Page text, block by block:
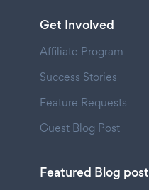
Get Involved
Affiliate Program
Success Stories
Feature Requests
Guest Blog Post
Featured Blog post